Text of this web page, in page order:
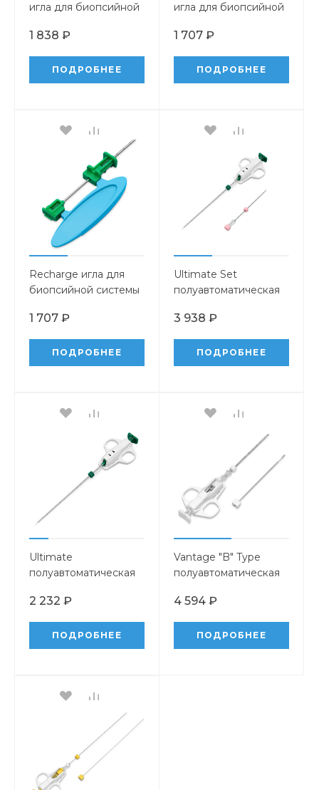
игла для биопсийной
1 838 ₽
ПОДРОБНЕЕ
игла для биопсийной
Ultra
1 707 ₽
ПОДРОБНЕЕ
Recharge игла для
биопсийной системы
1 707 ₽
ПОДРОБНЕЕ
Ultimate Set
полуавтоматическая
коаксиальной иглой-
проводником
3 938 ₽
ПОДРОБНЕЕ
Ultimate
полуавтоматическая
2 232 ₽
ПОДРОБНЕЕ
Vantage "B" Type
полуавтоматическая
съемной канюлей
4 594 ₽
ПОДРОБНЕЕ